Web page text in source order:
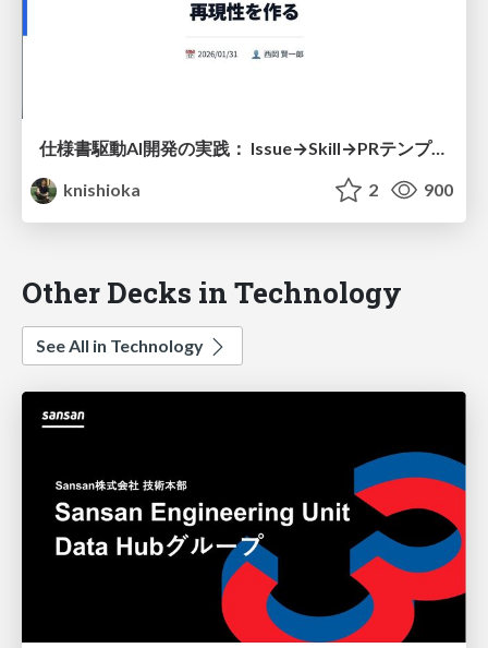
仕様書駆動AI開発の実践： Issue→Skill→PRテンプレで 再現性を作る
knishioka
2 900
Other Decks in Technology
See All in Technology